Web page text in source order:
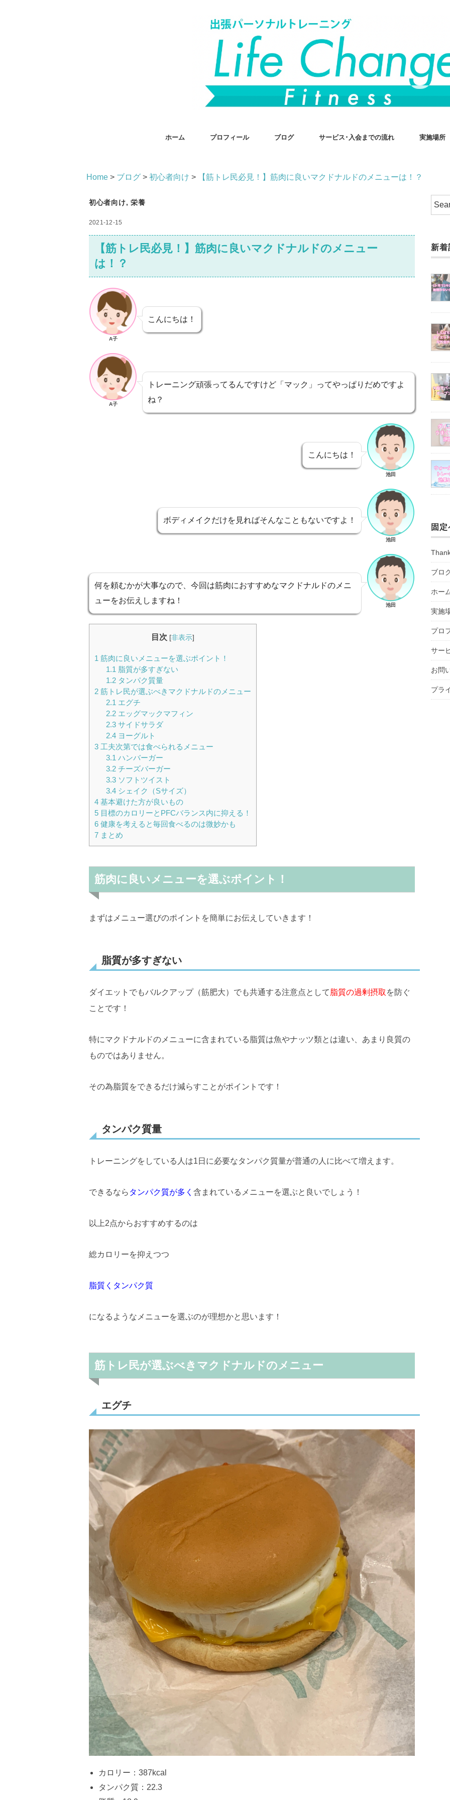
ホーム プロフィール ブログ サービス･入会までの流れ 実施場所
Home > ブログ > 初心者向け > 【筋トレ民必見！】筋肉に良いマクドナルドのメニューは！？
初心者向け, 栄養
2021-12-15
【筋トレ民必見！】筋肉に良いマクドナルドのメニュー
は！？
A子
こんにちは！
A子
トレーニング頑張ってるんですけど「マック」ってやっぱりだめですよ
ね？
こんにちは！
池田
ボディメイクだけを見ればそんなこともないですよ！
池田
何を頼むかが大事なので、今回は筋肉におすすめなマクドナルドのメニ
ューをお伝えしますね！
池田
目次 [非表示]
1 筋肉に良いメニューを選ぶポイント！
1.1脂質が多すぎない
1.2タンパク質量
2 筋トレ民が選ぶべきマクドナルドのメニュー
2.1エグチ
2.2エッグマックマフィン
2.3サイドサラダ
2.4ヨーグルト
3 工夫次第では食べられるメニュー
3.1ハンバーガー
3.2チーズバーガー
3.3ソフトツイスト
3.4シェイク（Sサイズ）
4 基本避けた方が良いもの
5 目標のカロリーとPFCバランス内に抑える！
6 健康を考えると毎回食べるのは微妙かも
7 まとめ
筋肉に良いメニューを選ぶポイント！
まずはメニュー選びのポイントを簡単にお伝えしていきます！
脂質が多すぎない
ダイエットでもバルクアップ（筋肥大）でも共通する注意点として 脂質の過剰摂取 を防ぐ
ことです！
特にマクドナルドのメニューに含まれている脂質は魚やナッツ類とは違い、あまり良質の
ものではありません。
その為脂質をできるだけ減らすことがポイントです！
タンパク質量
トレーニングをしている人は1日に必要なタンパク質量が普通の人に比べて増えます。
できるなら タンパク質が多く 含まれているメニューを選ぶと良いでしょう！
以上2点からおすすめするのは
総カロリーを抑えつつ
脂質くタンパク質
になるようなメニューを選ぶのが理想かと思います！
筋トレ民が選ぶべきマクドナルドのメニュー
エグチ
カロリー：387kcal
タンパク質：22.3
新着
固
ブロ
ホー
実施
プロ
サー
お問
プラ